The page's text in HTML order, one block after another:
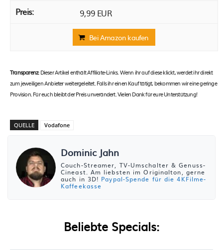
9,99 EUR
Bei Amazon kaufen
Transparenz:Dieser Artikel enthält Affiliate-Links. Wenn ihr auf diese klickt, werdet ihr direkt
zum jeweiligen Anbieter weitergeleitet. Falls ihr einen Kauf tätigt, bekommen wir eine geringe
Provision. Für euch bleibt der Preis unverändert. Vielen Dank für eure Unterstützung!
QUELLE Vodafone
Dominic Jahn
Couch-Streamer, TV-Umschalter & Genuss-
Cineast. Am liebsten im Originalton, gerne
auch in 3D! Paypal-Spende für die 4KFilme-
Kaffeekasse
Beliebte Specials: